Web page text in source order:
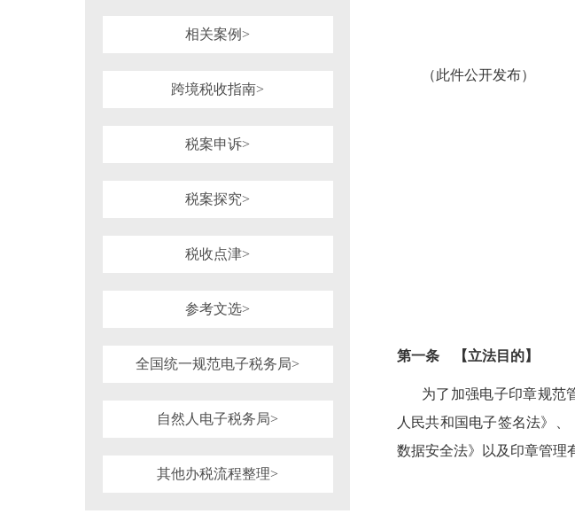
相关案例>
跨境税收指南>
税案申诉>
税案探究>
税收点津>
参考文选>
全国统一规范电子税务局>
自然人电子税务局>
其他办税流程整理>
（此件公开发布）
第一条 【立法目的】
为了加强电子印章规范
人民共和国电子签名法》
数据安全法》以及印章管理